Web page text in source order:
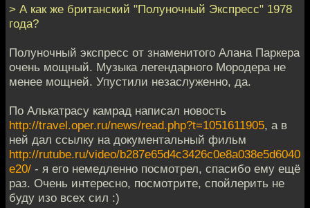
> А как же британский "Полуночный Экспресс" 1978
года?
Полуночный экспресс от знаменитого Алана Паркера
очень мощный. Музыка легендарного Мородера не
менее мощней. Упустили незаслуженно, да.
По Алькатрасу камрад написал новость
http://travel.oper.ru/news/read.php?t=1051611905, а в
ней дал ссылку на документальный фильм
http://rutube.ru/video/b287e65d4c3426c0e8a038e5d6040
e20/ - я его немедленно посмотрел, спасибо ему ещё
раз. Очень интересно, посмотрите, спойлерить не
буду изо всех сил :)